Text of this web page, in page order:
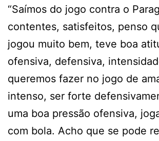
“Saímos do jogo contra o
contentes, satisfeitos, penso
jogou muito bem, teve boa
ofensiva, defensiva,
queremos fazer no jogo de
intenso, ser forte
uma boa pressão ofensiva,
com bola. Acho que se pode